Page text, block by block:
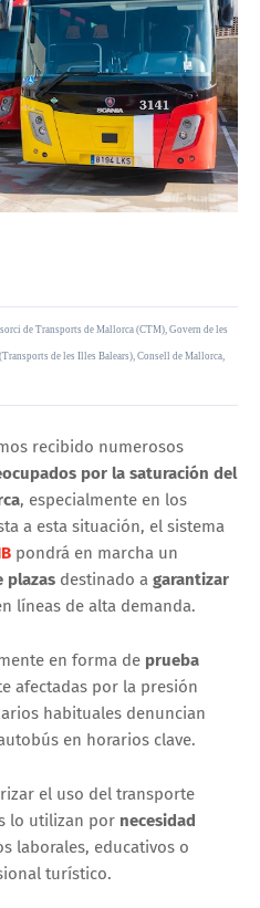
de Transports de Mallorca (CTM), Govern de les
de les Illes Balears), Consell de Mallorca,
recibido numerosos
por la saturación del
, especialmente en los
a esta situación, el sistema
pondrá en marcha un
plazas destinado a garantizar
líneas de alta demanda.
en forma de prueba
afectadas por la presión
habituales denuncian
en horarios clave.
el uso del transporte
lo utilizan por necesidad
laborales, educativos o
turístico.